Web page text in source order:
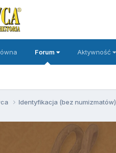
Forum Aktywność
Identyfikacja (bez numizmatów)